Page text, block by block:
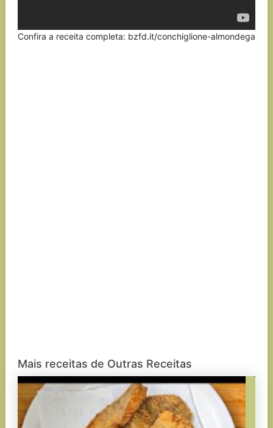
Confira a receita completa: bzfd.it/conchiglione-almondega
Mais receitas de Outras Receitas